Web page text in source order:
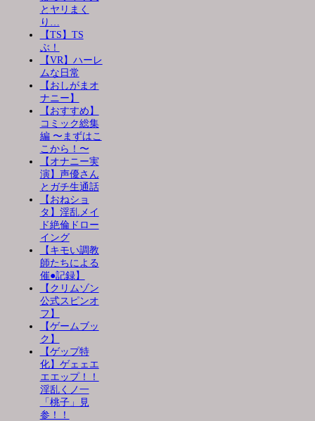
とヤリまく
り…
【TS】TS
ぶ！
【VR】ハーレ
ムな日常
【おしがまオ
ナニー】
【おすすめ】
コミック総集
編 〜まずはこ
こから！〜
【オナニー実
演】声優さん
とガチ生通話
【おねショ
タ】淫乱メイ
ド絶倫ドロー
イング
【キモい調教
師たちによる
催●記録】
【クリムゾン
公式スピンオ
フ】
【ゲームブッ
ク】
【ゲップ特
化】ゲェェエ
エエップ！！
淫乱くノ一
「桃子」見
参！！